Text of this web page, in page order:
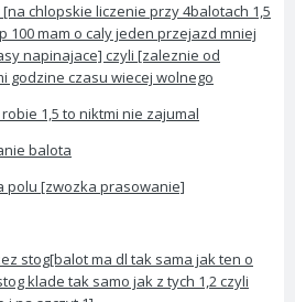
chlopskie liczenie przy 4balotach 1,5
100 mam o caly jeden przejazd mniej
napinajace] czyli [zaleznie od
godzine czasu wiecej wolnego
1,5 to niktmi nie zajumal
balota
polu [zwozka prasowanie]
stog[balot ma dl tak sama jak ten o
klade tak samo jak z tych 1,2 czyli